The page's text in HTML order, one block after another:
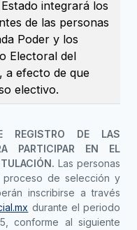
integrará los
de las personas
Poder y los
Electoral del
a efecto de que
electivo.
REGISTRO DE LAS
PARTICIPAR EN EL
Las personas
proceso de selección y
inscribirse a través
durante el periodo
conforme al siguiente